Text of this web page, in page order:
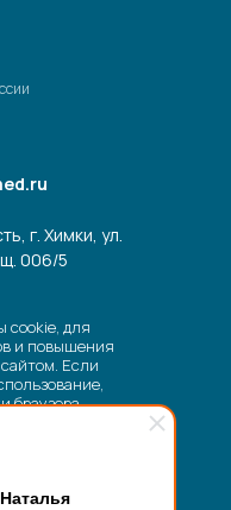
Наталья
cookie, для
и повышения
Если
браузера.
законом
г. Химки, ул.
006/5